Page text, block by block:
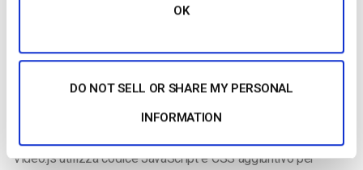
OK
DO NOT SELL OR SHARE MY PERSONAL
INFORMATION
Video.js può migliorare l’elemento video nei lettori video
Video.js utilizza codice JavaScript e CSS aggiuntivo per